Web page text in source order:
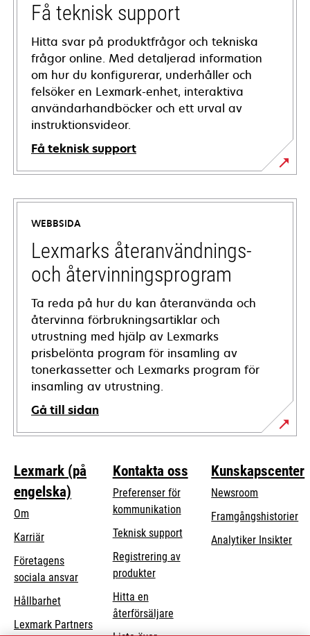
Få teknisk support
Hitta svar på produktfrågor och tekniska
frågor online. Med detaljerad information
om hur du konfigurerar, underhåller och
felsöker en Lexmark-enhet, interaktiva
användarhandböcker och ett urval av
instruktionsvideor.
Få teknisk support
opens
in
new
tab
WEBBSIDA
Lexmarks återanvändnings-
och återvinningsprogram
Ta reda på hur du kan återanvända och
återvinna förbrukningsartiklar och
utrustning med hjälp av Lexmarks
prisbelönta program för insamling av
tonerkassetter och Lexmarks program för
insamling av utrustning.
Gå till sidan
Lexmark (på
engelska)
Om
Karriär
Företagens
sociala ansvaropens
new
Hållbarhet
Lexmark Partners
Kontakta oss
Preferenser för
kommunikation
Teknisk supportopens
Registrering av
produkter
Hitta en
återförsäljare
Kunskapscenter
Newsroom
Framgångshistorier
Analytiker Insikter